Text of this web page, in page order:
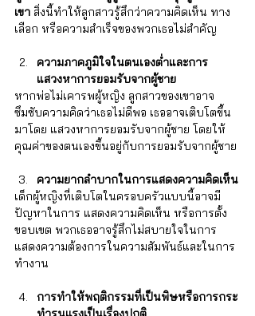
เขา สิ่งนี้ทำให้ลูกสาวรู้สึกว่าความคิดเห็น ทาง
เลือก หรือความสำเร็จของพวกเธอไม่สำคัญ
ความภาคภูมิใจในตนเองต่ำและการ
แสวงหาการยอมรับจากผู้ชาย
หากพ่อไม่เคารพผู้หญิง ลูกสาวของเขาอาจ
ซึมซับความคิดว่าเธอไม่ดีพอ เธออาจเติบโตขึ้น
มาโดย แสวงหาการยอมรับจากผู้ชาย โดยให้
คุณค่าของตนเองขึ้นอยู่กับการยอมรับจากผู้ชาย
ความยากลำบากในการแสดงความคิดเห็น
เด็กผู้หญิงที่เติบโตในครอบครัวแบบนี้อาจมี
ปัญหาในการ แสดงความคิดเห็น หรือการตั้ง
ขอบเขต พวกเธออาจรู้สึกไม่สบายใจในการ
แสดงความต้องการในความสัมพันธ์และในการ
ทำงาน
การทำให้พฤติกรรมที่เป็นพิษหรือการกระ